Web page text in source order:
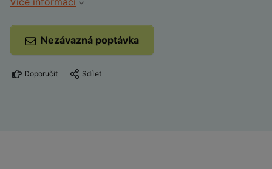
Nezávazná poptávka
Doporučit Sdílet